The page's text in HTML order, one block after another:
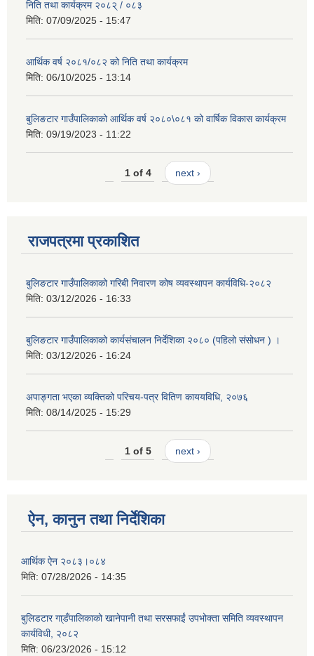
निति तथा कार्यक्रम २०८२् / ०८३
मिति: 07/09/2025 - 15:47
आर्थिक वर्ष २०८१/०८२ को निति तथा कार्यक्रम
मिति: 06/10/2025 - 13:14
बुलिङटार गाउँपालिकाको आर्थिक वर्ष २०८०\०८१ को वार्षिक विकास कार्यक्रम
मिति: 09/19/2023 - 11:22
1 of 4 next ›
राजपत्रमा प्रकाशित
बुलिङटार गाउँपालिकाको गरिबी निवारण कोष व्यवस्थापन कार्यविधि-२०८२
मिति: 03/12/2026 - 16:33
बुलिङटार गाउँपालिकाको कार्यसंचालन निर्देशिका २०८० (पहिलो संसोधन ) ।
मिति: 03/12/2026 - 16:24
अपाङ्गता भएका व्यक्तिको परिचय-पत्र वितिण काययविधि, २०७६
मिति: 08/14/2025 - 15:29
1 of 5 next ›
ऐन, कानुन तथा निर्देशिका
आर्थिक ऐन २०८३।०८४
मिति: 07/28/2026 - 14:35
बुलिडटार गा्डँपालिकाको खानेपानी तथा सरसफाईं उपभोक्ता समिति व्यवस्थापन
कार्यविधी, २०८२
मिति: 06/23/2026 - 15:12